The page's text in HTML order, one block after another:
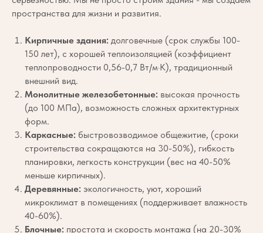
пространства для жизни и развития.
Кирпичные здания: долговечные (срок службы 100-
150 лет), с хорошей теплоизоляцией (коэффициент
теплопроводности 0,56-0,7 Вт/м·К), традиционный
внешний вид.
Монолитные железобетонные: высокая прочность
(до 100 МПа), возможность сложных архитектурных
форм.
Каркасные: быстровозводимое общежитие, (сроки
строительства сокращаются на 30-50%), гибкость
планировки, легкость конструкции (вес на 40-50%
меньше кирпичных).
Деревянные: экологичность, уют, хороший
микроклимат в помещениях (поддерживает влажность
40-60%).
Блочные: простота и скорость монтажа (на 20-30%